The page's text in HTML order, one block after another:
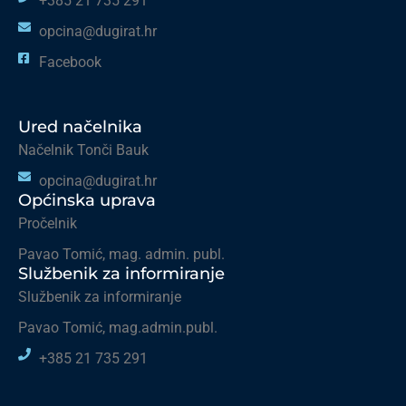
opcina@dugirat.hr
Facebook
Ured načelnika
Načelnik Tonči Bauk
opcina@dugirat.hr
Općinska uprava
Pročelnik
Pavao Tomić, mag. admin. publ.
Službenik za informiranje
Službenik za informiranje
Pavao Tomić, mag.admin.publ.
+385 21 735 291